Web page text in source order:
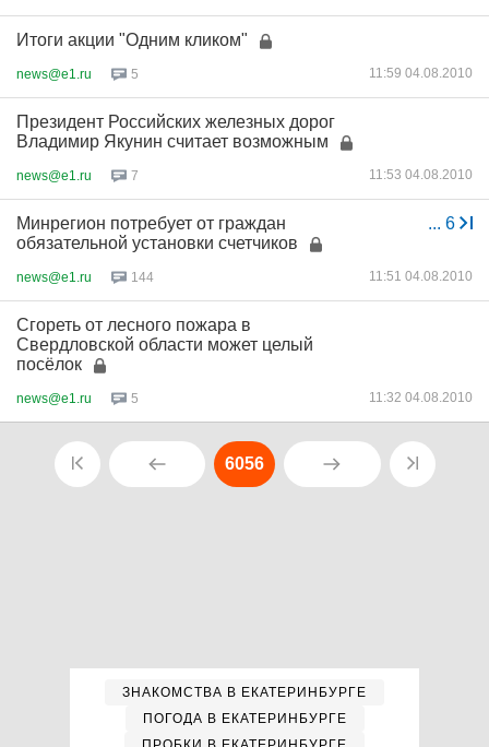
Итоги акции "Одним кликом"
news@e1.ru 5 11:59 04.08.2010
Президент Российских железных дорог
Владимир Якунин считает возможным
news@e1.ru 7 11:53 04.08.2010
... 6
Минрегион потребует от граждан
обязательной установки счетчиков
news@e1.ru 144 11:51 04.08.2010
Сгореть от лесного пожара в
Свердловской области может целый
посёлок
news@e1.ru 5 11:32 04.08.2010
6056
ЗНАКОМСТВА В ЕКАТЕРИНБУРГЕ
ПОГОДА В ЕКАТЕРИНБУРГЕ